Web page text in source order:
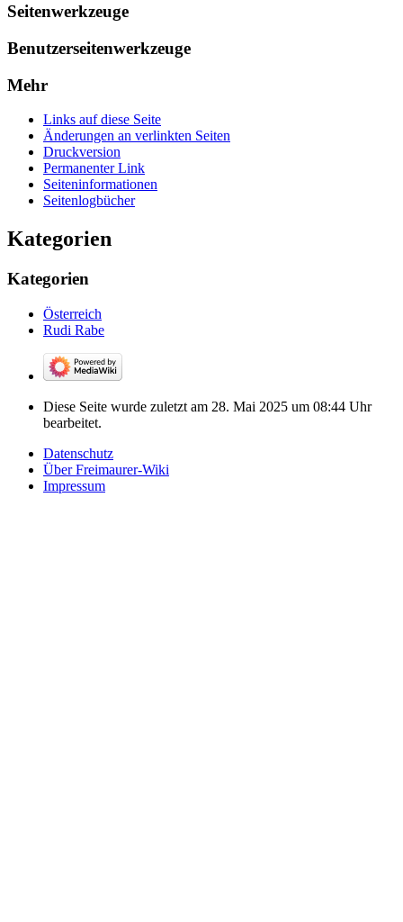
Seitenwerkzeuge
Benutzerseitenwerkzeuge
Mehr
Links auf diese Seite
Änderungen an verlinkten Seiten
Druckversion
Permanenter Link
Seiten­­informationen
Seitenlogbücher
Kategorien
Kategorien
Österreich
Rudi Rabe
Diese Seite wurde zuletzt am 28. Mai 2025 um 08:44 Uhr
bearbeitet.
Datenschutz
Über Freimaurer-Wiki
Impressum